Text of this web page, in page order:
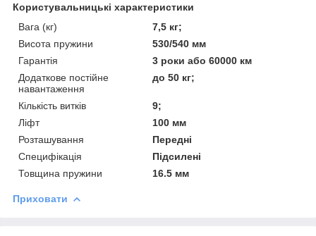
Користувальницькі характеристики
Вага (кг)
7,5 кг;
Висота пружини
530/540 мм
Гарантія
3 роки або 60000 км
Додаткове постійне
навантаження
до 50 кг;
Кількість витків
9;
Ліфт
100 мм
Розташування
Передні
Специфікація
Підсилені
Товщина пружини
16.5 мм
Приховати